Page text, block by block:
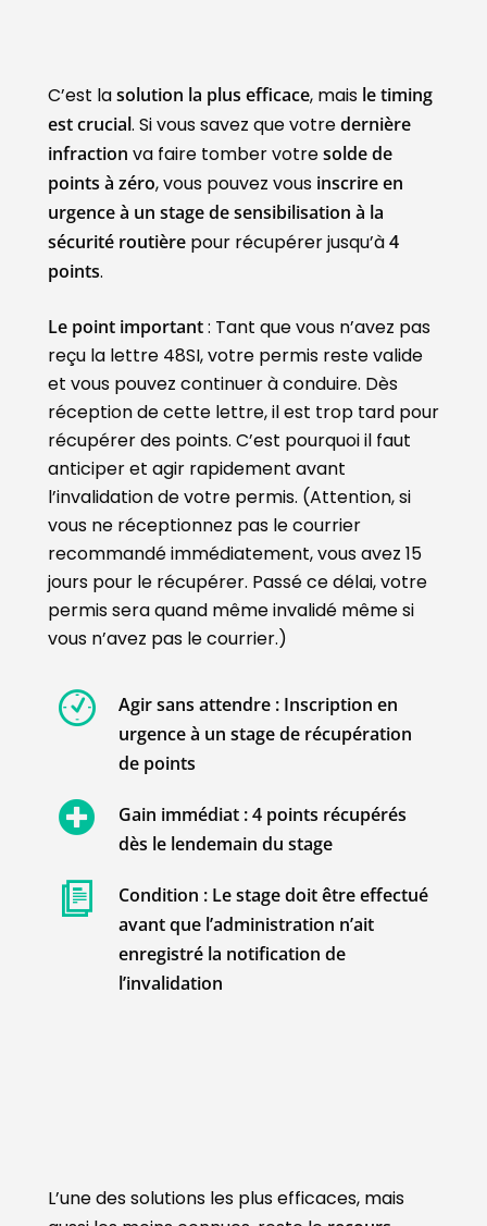
C’est lasolution la plus efficace, mais le timing
est crucial. Si vous savez que votredernière
infraction va faire tomber votresolde de
points à zéro, vous pouvez vous inscrire en
urgence à un stage de sensibilisation à la
sécurité routièrepour récupérer jusqu’à4
points.
Le point important: Tant que vous n’avez pas
reçu la lettre 48SI, votre permis reste valide
et vous pouvez continuer à conduire. Dès
réception de cette lettre, il est trop tard pour
récupérer des points. C’est pourquoi il faut
anticiper et agir rapidement avant
l’invalidation de votre permis. (Attention, si
vous ne réceptionnez pas le courrier
recommandé immédiatement, vous avez 15
jours pour le récupérer. Passé ce délai, votre
permis sera quand même invalidé même si
vous n’avez pas le courrier.)
Agir sans attendre : Inscription en
urgence à un stage de récupération
de points
Gain immédiat : 4 points récupérés
dès le lendemain du stage
Condition : Le stage doit être effectué
avant que l’administration n’ait
enregistré la notification de
l’invalidation
L’une des solutions les plus efficaces, mais